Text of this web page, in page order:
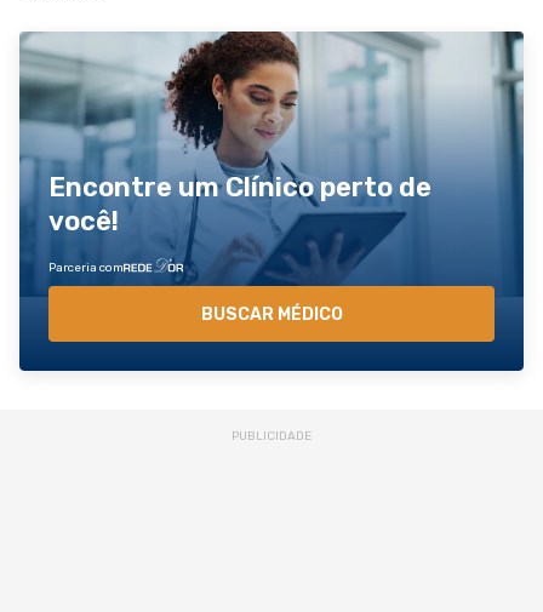
Encontre um Clínico perto de
você!
Parceria com
BUSCAR MÉDICO